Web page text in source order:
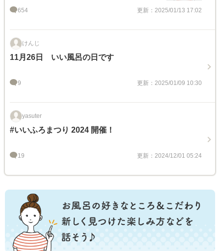
を作ってみよう！キャンペーン
654 更新：2025/01/13 17:02
けんじ
11月26日 いい風呂の日です
9 更新：2025/01/09 10:30
yasuter
#いいふろまつり 2024 開催！
19 更新：2024/12/01 05:24